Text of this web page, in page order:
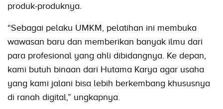
produk-produknya.
“Sebagai pelaku UMKM, pelatihan ini membuka
wawasan baru dan memberikan banyak ilmu dari
para profesional yang ahli dibidangnya. Ke depan,
kami butuh binaan dari Hutama Karya agar usaha
yang kami jalani bisa lebih berkembang khususnya
di ranah digital,” ungkapnya.